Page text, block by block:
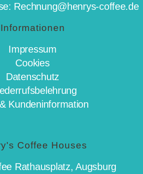
Rechnung@henrys-coffee.de
Informationen
Impressum
Cookies
Datenschutz
Kundeninformation
Coffee Houses
Rathausplatz, Augsburg